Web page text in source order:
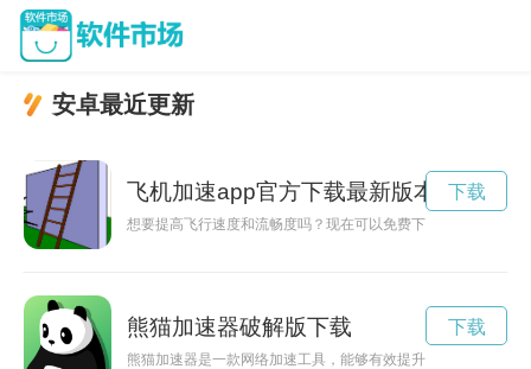
安卓最近更新
飞机加速app官方下载最新版本
想要提高飞行速度和流畅度吗？现在可以免费下载飞机加速器
下载
熊猫加速器破解版下载
熊猫加速器是一款网络加速工具，能够有效提升网络速度，让
下载